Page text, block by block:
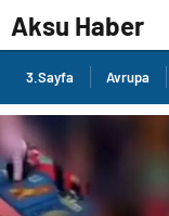
Aksu Haber
3.Sayfa Avrupa